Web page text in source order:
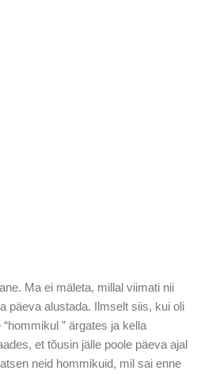
Ma ei mäleta, millal viimati nii
päeva alustada. Ilmselt siis, kui oli
” ärgates ja kella
et tõusin jälle poole päeva ajal
neid hommikuid, mil sai enne